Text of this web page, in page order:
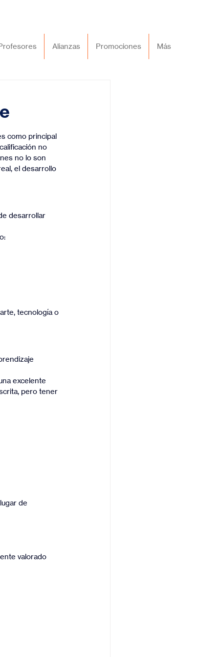
Alianzas Promociones Más
como principal
no
no lo son
el desarrollo
desarrollar
tecnología o
excelente
pero tener
de
valorado